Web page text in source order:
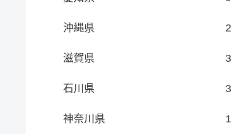
沖縄県 2
滋賀県 3
石川県 3
神奈川県 1